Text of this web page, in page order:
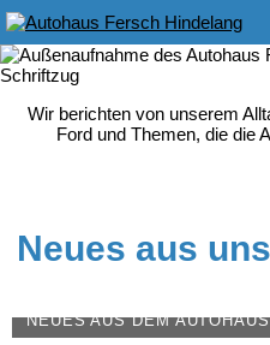
Wir berichten von unserem
Ford und Themen, die die
Neues aus
NEUES AUS DEM AUTOHAUS